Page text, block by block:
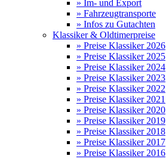
» Im- und Export
» Fahrzeugtransporte
» Infos zu Gutachten
Klassiker & Oldtimerpreise
» Preise Klassiker 2026
» Preise Klassiker 2025
» Preise Klassiker 2024
» Preise Klassiker 2023
» Preise Klassiker 2022
» Preise Klassiker 2021
» Preise Klassiker 2020
» Preise Klassiker 2019
» Preise Klassiker 2018
» Preise Klassiker 2017
» Preise Klassiker 2016